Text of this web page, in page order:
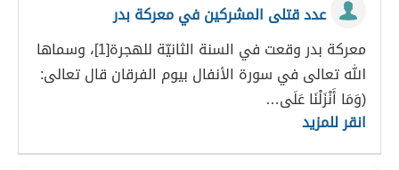
عدد قتلى المشركين في معركة بدر
معركة بدر وقعت في السنة الثانيّة للهجرة[1]، وسماها
الله تعالى في سورة الأنفال بيوم الفرقان قال تعالى:
(وَمَا أَنْزَلْنَا عَلَى…
انقر للمزيد